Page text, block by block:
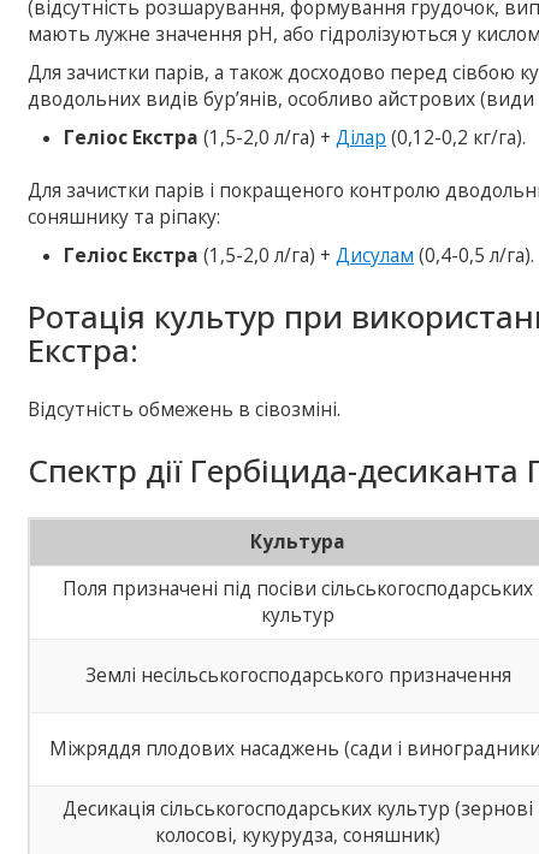
(відсутність розшарування, формування грудочок,
мають лужне значення рН, або гідролізуються у
Для зачистки парів, а також досходово перед сівбою
дводольних видів бур’янів, особливо айстрових (види
Геліос Екстра (1,5-2,0 л/га) +Ділар (0,12-0,2 кг/га).
Для зачистки парів і покращеного контролю
соняшнику та ріпаку:
Геліос Екстра (1,5-2,0 л/га) +Дисулам (0,4-0,5 л/га).
Ротація культур при
Екстра:
Відсутність обмежень в сівозміні.
Спектр дії Гербіцида-десиканта
Культура
Поля призначені під посіви сільськогосподарських
культур
Землі несільськогосподарського призначення
Міжряддя плодових насаджень (сади і
Десикація сільськогосподарських культур (зернові
колосові, кукурудза, соняшник)